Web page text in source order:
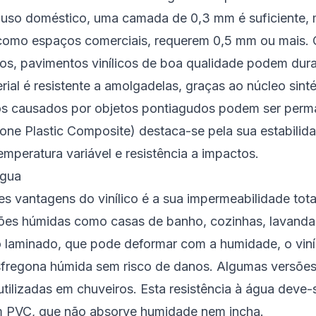
doméstico, uma camada de 0,3 mm é suficiente,
espaços comerciais, requerem 0,5 mm ou mais.
pavimentos vinílicos de boa qualidade podem
é resistente a amolgadelas, graças ao núcleo
causados por objetos pontiagudos podem ser
Plastic Composite) destaca-se pela sua
variável e resistência a impactos.
vantagens do vinílico é a sua impermeabilidade
húmidas como casas de banho, cozinhas,
que pode deformar com a humidade, o
húmida sem risco de danos. Algumas
em chuveiros. Esta resistência à água deve-
que não absorve humidade nem incha.